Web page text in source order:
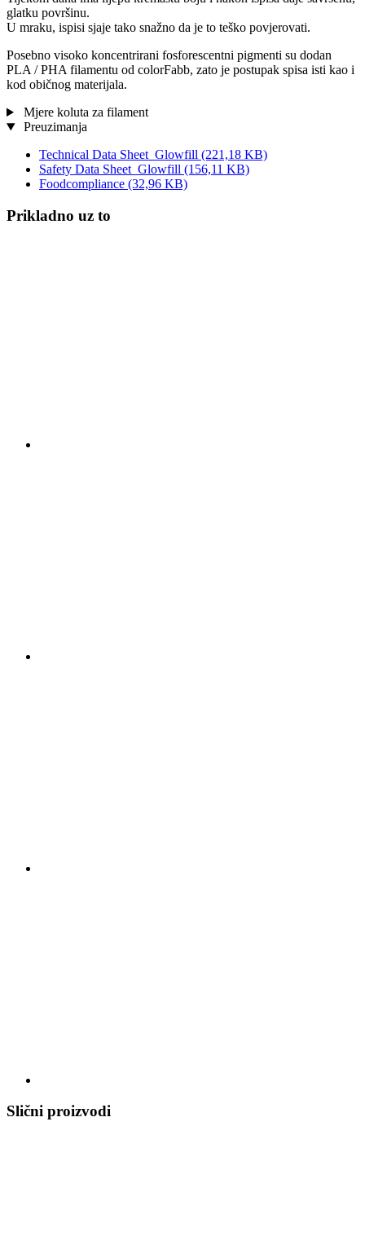
glatku površinu.
U mraku, ispisi sjaje tako snažno da je to teško povjerovati.
Posebno visoko koncentrirani fosforescentni pigmenti su dodan
PLA / PHA filamentu od colorFabb, zato je postupak spisa isti kao i
kod običnog materijala.
Mjere koluta za filament
Preuzimanja
Technical Data Sheet_Glowfill (221,18 KB)
Safety Data Sheet_Glowfill (156,11 KB)
Foodcompliance (32,96 KB)
Prikladno uz to
Slični proizvodi